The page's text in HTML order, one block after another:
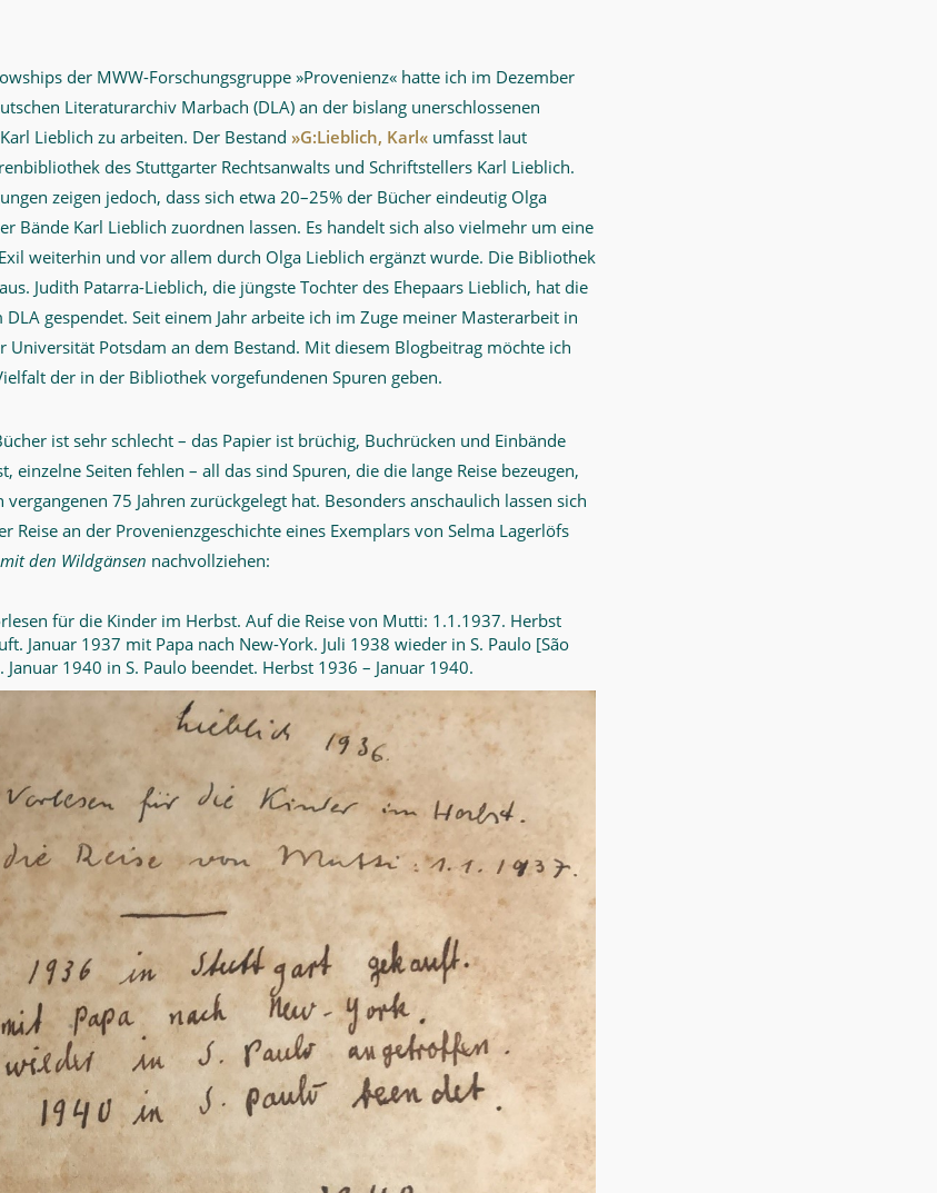
der MWW-Forschungsgruppe »Provenienz« hatte ich im Dezember
Literaturarchiv Marbach (DLA) an der bislang unerschlossenen
Lieblich zu arbeiten. Der Bestand »G:Lieblich, Karl« umfasst laut
des Stuttgarter Rechtsanwalts und Schriftstellers Karl Lieblich.
zeigen jedoch, dass sich etwa 20–25% der Bücher eindeutig Olga
Bände Karl Lieblich zuordnen lassen. Es handelt sich also vielmehr um eine
weiterhin und vor allem durch Olga Lieblich ergänzt wurde. Die Bibliothek
Judith Patarra-Lieblich, die jüngste Tochter des Ehepaars Lieblich, hat die
gespendet. Seit einem Jahr arbeite ich im Zuge meiner Masterarbeit in
Universität Potsdam an dem Bestand. Mit diesem Blogbeitrag möchte ich
der in der Bibliothek vorgefundenen Spuren geben.
ist sehr schlecht – das Papier ist brüchig, Buchrücken und Einbände
einzelne Seiten fehlen – all das sind Spuren, die die lange Reise bezeugen,
75 Jahren zurückgelegt hat. Besonders anschaulich lassen sich
Reise an der Provenienzgeschichte eines Exemplars von Selma Lagerlöfs
den Wildgänsen nachvollziehen:
für die Kinder im Herbst. Auf die Reise von Mutti: 1.1.1937. Herbst
Januar 1937 mit Papa nach New-York. Juli 1938 wieder in S. Paulo [São
1940 in S. Paulo beendet. Herbst 1936 – Januar 1940.